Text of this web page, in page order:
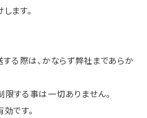
ます。
る際は、かならず弊社まであらか
する事は一切ありません。
です。